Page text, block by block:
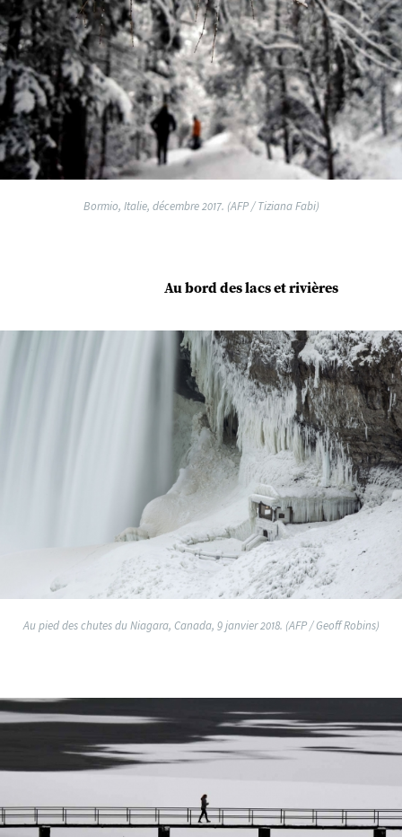
Bormio, Italie, décembre 2017. (AFP / Tiziana Fabi)
Au bord des lacs et rivières
Au pied des chutes du Niagara, Canada, 9 janvier 2018. (AFP / Geoff Robins)